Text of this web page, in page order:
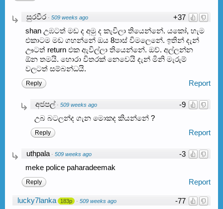
+37
සුරවීර · 509 weeks ago
shan උඹටත් මඩ ද අමු ද කැවිලා තියෙන්නේ. යකෝ, හැම
එකාටම මඩ ගහන්නේ ඔය 8පාස් විමලෙනේ. ඉතින් දැන්
ඌටත් return එක ඇවිල්ලා තියෙන්නේ. ඔව්. අල්ලන්න
ඕන තමයි. හොරා විතරක් නෙවෙයි දැන් මිනි මැරුම්
වලටත් සම්බන්ධයි.
Report
Reply
-9
අජපල් · 509 weeks ago
උබ බටලන්ද ගැන මොකද කියන්නේ ?
Report
Reply
-3
uthpala · 509 weeks ago
meke police paharadeemak
Report
Reply
-77
lucky7lanka 183p · 509 weeks ago